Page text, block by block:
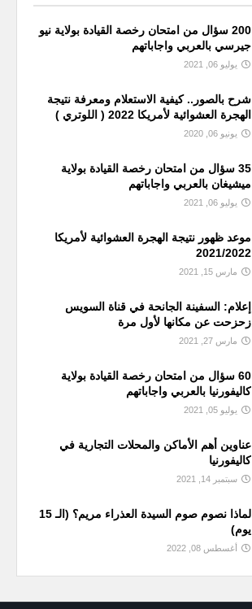
200 سؤال من امتحان رخصة القيادة بولاية نيو
جيرسي بالعربي واجاباتهم
يوليو 06, 2021
شرح بالصور.. كيفية الاستعلام ومعرفة نتيجة
الهجرة العشوائية لأمريكا 2022 ( اللوتري )
يونيو 06, 2020
35 سؤال من امتحان رخصة القيادة بولاية
ميشيغان بالعربي واجاباتهم
يوليو 06, 2021
موعد ظهور نتيجة الهجرة العشوائية لأمريكا
2021/2022
مارس 15, 2021
إعلام: السفينة الجانحة في قناة السويس
زحزحت عن مكانها لأول مرة
مارس 27, 2021
60 سؤال من امتحان رخصة القيادة بولاية
كاليفورنيا بالعربي واجاباتهم
يوليو 05, 2021
عناوين أهم الأماكن والمحلات التجارية في
كاليفورنيا
سبتمبر 14, 2021
لماذا نصوم صوم السيدة العذراء مريم؟ (الـ 15
يوم)
أغسطس 08, 2022